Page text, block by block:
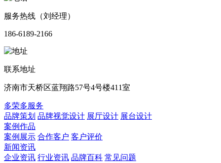
服务热线（刘经理）
186-6189-2166
联系地址
济南市天桥区蓝翔路57号4号楼411室
多荣多服务
品牌策划 品牌视觉设计 展厅设计 展台设计
案例作品
案例展示 合作客户 客户评价
新闻资讯
企业资讯 行业资讯 品牌百科 常见问题